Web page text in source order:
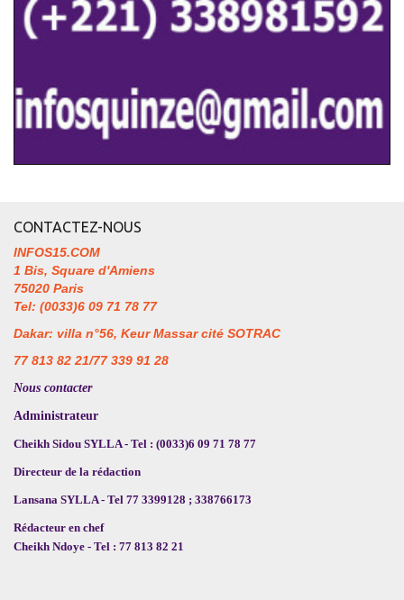
CONTACTEZ-NOUS
INFOS15.COM
1 Bis, Square d'Amiens
75020 Paris
Tel: (0033)6 09 71 78 77
Dakar: villa n°56, Keur Massar cité SOTRAC
77 813 82 21/77 339 91 28
Nous contacter
Administrateur
Cheikh Sidou SYLLA - Tel : (0033)6 09 71 78 77
Directeur de la rédaction
Lansana SYLLA - Tel 77 3399128 ; 338766173
Rédacteur en chef
Cheikh Ndoye - Tel : 77 813 82 21